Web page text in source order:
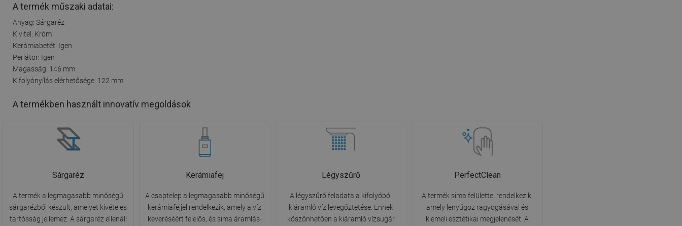
A termék műszaki adatai:
Anyag: Sárgaréz
Kivitel: Króm
Kerámiabetét: Igen
Perlátor: Igen
Magasság: 146 mm
Kifolyónyílás elérhetősége: 122 mm
A termékben használt innovatív megoldások
Sárgaréz
A termék a legmagasabb minőségű
sárgarézből készült, amelyet kivételes
tartósság jellemez. A sárgaréz ellenáll
Kerámiafej
A csaptelep a legmagasabb minőségű
kerámiafejjel rendelkezik, amely a víz
keveréséért felelős, és sima áramlás-
Légyszűrő
A légyszűrő feladata a kifolyóból
kiáramló víz levegőztetése. Ennek
köszönhetően a kiáramló vízsugár
PerfectClean
A termék sima felülettel rendelkezik,
amely lenyűgöz ragyogásával és
kiemeli esztétikai megjelenését. A